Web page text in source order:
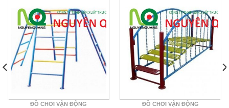
ĐỒ CHƠI VẬN ĐỘNG ĐỒ CHƠI VẬN ĐỘNG